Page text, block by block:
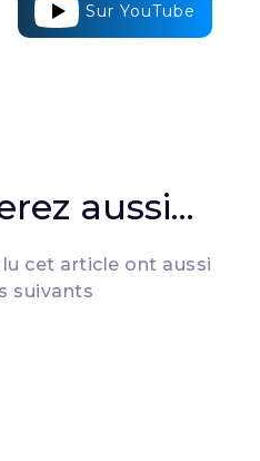
Sur YouTube
aussi...
cet article ont aussi
suivants